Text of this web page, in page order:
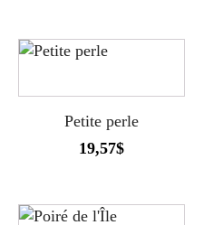
Petite perle
19,57$